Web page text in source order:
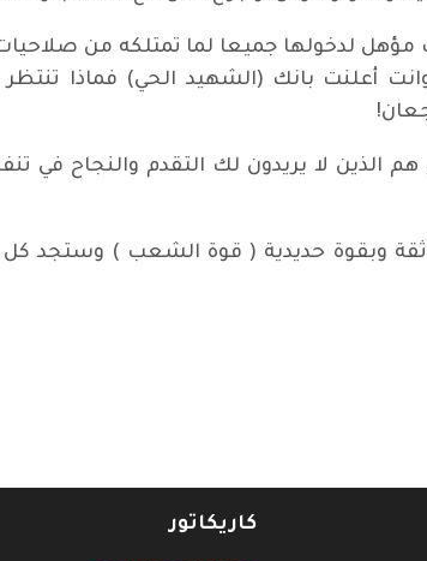
مؤهل لدخولها جميعا لما تمتلكه من
أعلنت بانك (الشهيد الحي) فماذا تنتظر
لا يريدون لك التقدم والنجاح في
وبقوة حديدية ( قوة الشعب ) وستجد
كاريكاتور